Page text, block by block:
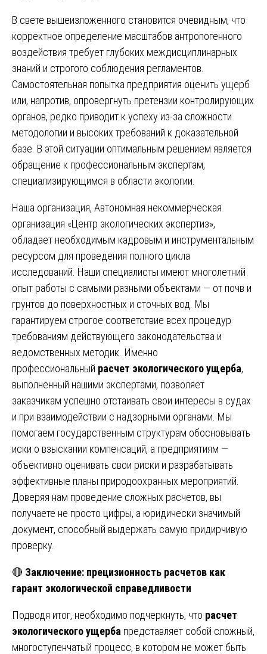
В свете вышеизложенного становится очевидным, что
корректное определение масштабов антропогенного
воздействия требует глубоких междисциплинарных
знаний и строгого соблюдения регламентов.
Самостоятельная попытка предприятия оценить ущерб
или, напротив, опровергнуть претензии контролирующих
органов, редко приводит к успеху из-за сложности
методологии и высоких требований к доказательной
базе. В этой ситуации оптимальным решением является
обращение к профессиональным экспертам,
специализирующимся в области экологии.
Наша организация, Автономная некоммерческая
организация «Центр экологических экспертиз»,
обладает необходимым кадровым и инструментальным
ресурсом для проведения полного цикла
исследований. Наши специалисты имеют многолетний
опыт работы с самыми разными объектами — от почв и
грунтов до поверхностных и сточных вод. Мы
гарантируем строгое соответствие всех процедур
требованиям действующего законодательства и
ведомственных методик. Именно
профессиональный расчет экологического ущерба,
выполненный нашими экспертами, позволяет
заказчикам успешно отстаивать свои интересы в судах
и при взаимодействии с надзорными органами. Мы
помогаем государственным структурам обосновывать
иски о взыскании компенсаций, а предприятиям —
объективно оценивать свои риски и разрабатывать
эффективные планы природоохранных мероприятий.
Доверяя нам проведение сложных расчетов, вы
получаете не просто цифры, а юридически значимый
документ, способный выдержать самую придирчивую
проверку.
🔴 Заключение: прецизионность расчетов как
гарант экологической справедливости
Подводя итог, необходимо подчеркнуть, что расчет
экологического ущерба представляет собой сложный,
многоступенчатый процесс, в котором не может быть